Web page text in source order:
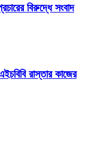
বিরুদ্ধে সংবাদ
রাস্তার কাজের